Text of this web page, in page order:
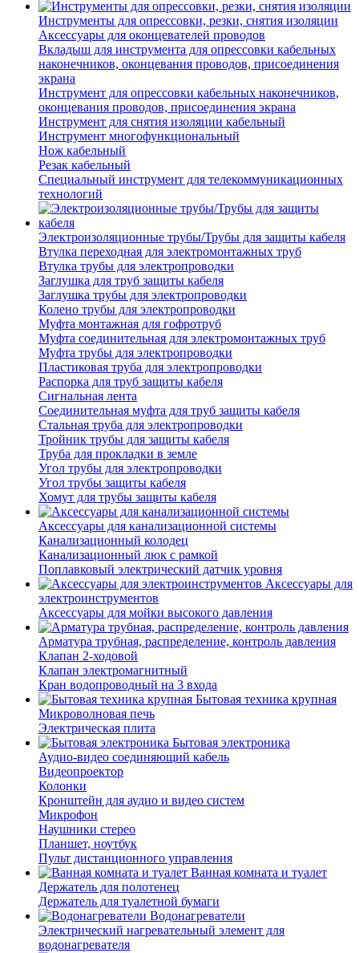
Инструменты для опрессовки, резки, снятия изоляции
Аксессуары для оконцевателей проводов
Вкладыш для инструмента для опрессовки кабельных
наконечников, оконцевания проводов, присоединения
экрана
Инструмент для опрессовки кабельных наконечников,
оконцевания проводов, присоединения экрана
Инструмент для снятия изоляции кабельный
Инструмент многофункциональный
Нож кабельный
Резак кабельный
Специальный инструмент для телекоммуникационных
технологий
Электроизоляционные трубы/Трубы для защиты кабеля
Втулка переходная для электромонтажных труб
Втулка трубы для электропроводки
Заглушка для труб защиты кабеля
Заглушка трубы для электропроводки
Колено трубы для электропроводки
Муфта монтажная для гофротруб
Муфта соединительная для электромонтажных труб
Муфта трубы для электропроводки
Пластиковая труба для электропроводки
Распорка для труб защиты кабеля
Сигнальная лента
Соединительная муфта для труб защиты кабеля
Стальная труба для электропроводки
Тройник трубы для защиты кабеля
Труба для прокладки в земле
Угол трубы для электропроводки
Угол трубы защиты кабеля
Хомут для трубы защиты кабеля
Аксессуары для канализационной системы
Канализационный колодец
Канализационный люк с рамкой
Поплавковый электрический датчик уровня
Аксессуары для
электроинструментов
Аксессуары для мойки высокого давления
Арматура трубная, распределение, контроль давления
Клапан 2-ходовой
Клапан электромагнитный
Кран водопроводный на 3 входа
Бытовая техника крупная
Микроволновая печь
Электрическая плита
Бытовая электроника
Аудио-видео соединяющий кабель
Видеопроектор
Колонки
Кронштейн для аудио и видео систем
Микрофон
Наушники стерео
Планшет, ноутбук
Пульт дистанционного управления
Ванная комната и туалет
Держатель для полотенец
Держатель для туалетной бумаги
Водонагреватели
Электрический нагревательный элемент для
водонагревателя